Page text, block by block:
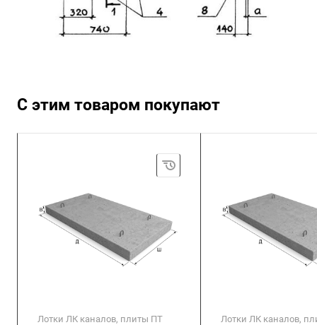
С этим товаром покупают
Лотки ЛК каналов, плиты ПТ
Лотки ЛК каналов,